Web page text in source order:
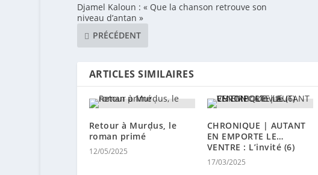
Djamel Kaloun : « Que la chanson retrouve son
niveau d’antan »
PRÉCÉDENT
ARTICLES SIMILAIRES
Retour à Murḍus, le
roman primé
12/05/2025
CHRONIQUE | AUTANT
EN EMPORTE LE…
VENTRE : L’invité (6)
17/03/2025